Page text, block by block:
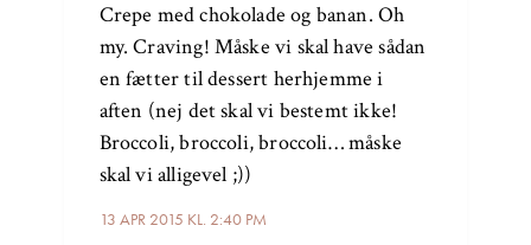
13 APR 2015 KL. 2:40 PM
Crepe med chokolade og banan. Oh
my. Craving! Måske vi skal have sådan
en fætter til dessert herhjemme i
aften (nej det skal vi bestemt ikke!
Broccoli, broccoli, broccoli… måske
skal vi alligevel ;))